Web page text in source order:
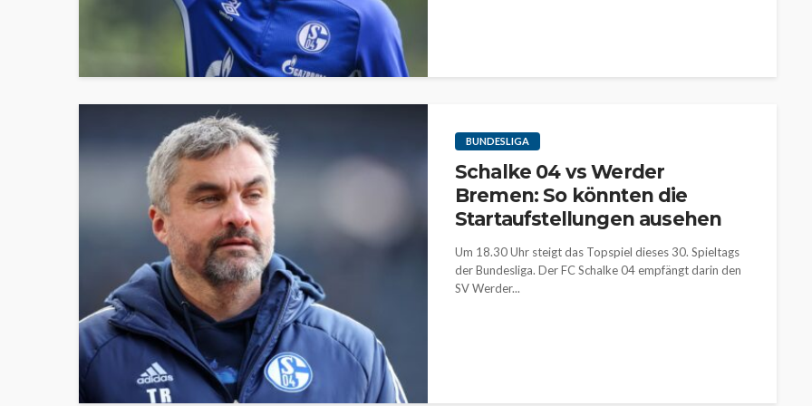
BUNDESLIGA
Schalke 04 vs Werder
Bremen: So könnten die
Startaufstellungen ausehen
Um 18.30 Uhr steigt das Topspiel dieses 30. Spieltags
der Bundesliga. Der FC Schalke 04 empfängt darin den
SV Werder...